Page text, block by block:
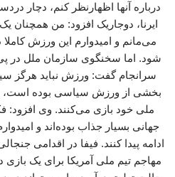
درباره‌ آنها اظهارنظر کنم، دچار
ایرنا، دوجاریک افزود: من همچنان
می‌مانم و امیدوارم این ورزش
شود. اما سخنگوی سازمان ملل در
سرانجام گفت: ورزش نباید هرگز
بخشی از ورزش سیاسی بوده است،
ملی خود بازی می‌کنند. وی افزود:
جهانی بسیار جذاب بوده‌اند و
ادامه پیدا کنند. فیفا در اقدامی
مهاجم تیم ملی آمریکا برای یک